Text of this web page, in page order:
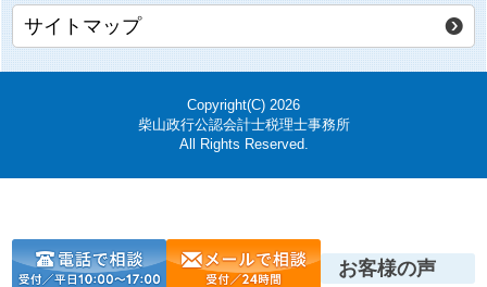
サイトマップ
お客様の声
Copyright(C) 2026
柴山政行公認会計士税理士事務所
All Rights Reserved.